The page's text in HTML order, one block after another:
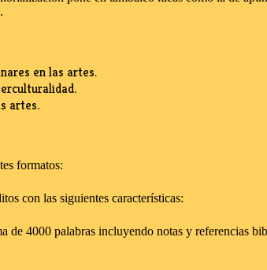
en las artes.
artes.
formatos:
con las siguientes características:
de 4000 palabras incluyendo notas y referencias